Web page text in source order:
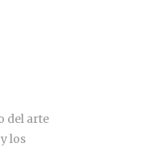
del arte
los